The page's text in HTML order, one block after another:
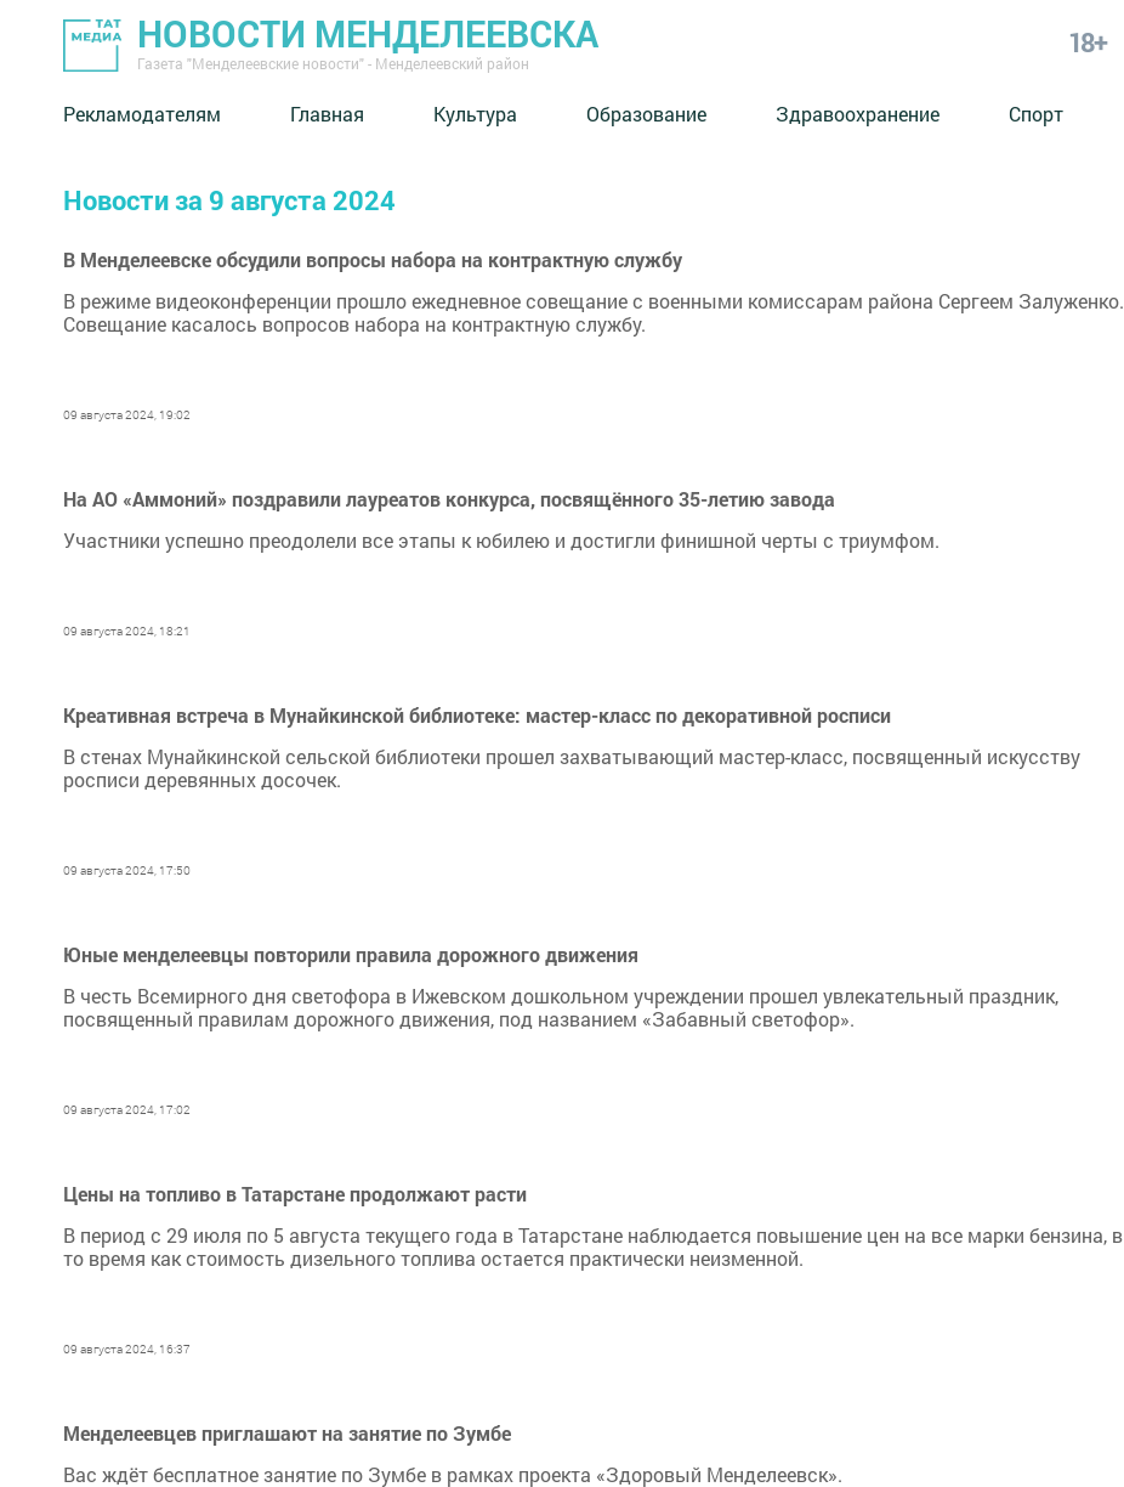
НОВОСТИ МЕНДЕЛЕЕВСКА
Газета "Менделеевские новости" - Менделеевский район
18+
Рекламодателям Главная Культура Образование Здравоохранение Спорт
Новости за 9 августа 2024
В Менделеевске обсудили вопросы набора на контрактную службу
В режиме видеоконференции прошло ежедневное совещание с военными комиссарам района Сергеем Залуженко.
Совещание касалось вопросов набора на контрактную службу.
09 августа 2024, 19:02
На АО «Аммоний» поздравили лауреатов конкурса, посвящённого 35-летию завода
Участники успешно преодолели все этапы к юбилею и достигли финишной черты с триумфом.
09 августа 2024, 18:21
Креативная встреча в Мунайкинской библиотеке: мастер-класс по декоративной росписи
В стенах Мунайкинской сельской библиотеки прошел захватывающий мастер-класс, посвященный искусству
росписи деревянных досочек.
09 августа 2024, 17:50
Юные менделеевцы повторили правила дорожного движения
В честь Всемирного дня светофора в Ижевском дошкольном учреждении прошел увлекательный праздник,
посвященный правилам дорожного движения, под названием «Забавный светофор».
09 августа 2024, 17:02
Цены на топливо в Татарстане продолжают расти
В период с 29 июля по 5 августа текущего года в Татарстане наблюдается повышение цен на все марки бензина, в
то время как стоимость дизельного топлива остается практически неизменной.
09 августа 2024, 16:37
Менделеевцев приглашают на занятие по Зумбе
Вас ждёт бесплатное занятие по Зумбе в рамках проекта «Здоровый Менделеевск».